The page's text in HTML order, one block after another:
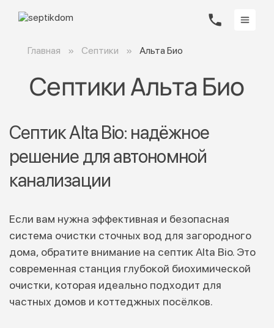
Главная Септики Альта Био
Септики Альта Био
Септик Alta Bio: надёжное
решение для автономной
канализации
Если вам нужна эффективная и безопасная
система очистки сточных вод для загородного
дома, обратите внимание на септик Alta Bio. Это
современная станция глубокой биохимической
очистки, которая идеально подходит для
частных домов и коттеджных посёлков.